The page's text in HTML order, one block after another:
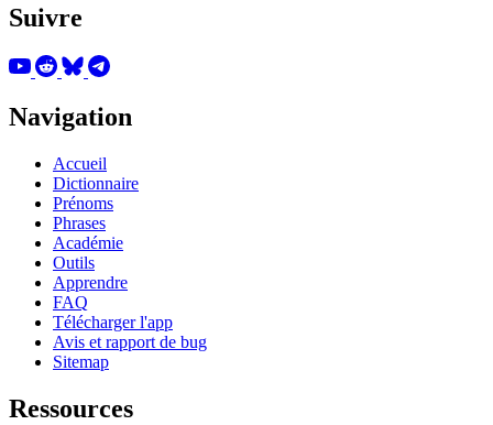
Suivre
Navigation
Accueil
Dictionnaire
Prénoms
Phrases
Académie
Outils
Apprendre
FAQ
Télécharger l'app
Avis et rapport de bug
Sitemap
Ressources